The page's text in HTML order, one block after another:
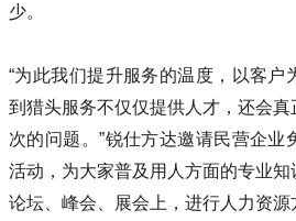
少。
“为此我们提升服务的温度，以客户
到猎头服务不仅仅提供人才，还会
次的问题。”锐仕方达邀请民营企业
活动，为大家普及用人方面的专业
论坛、峰会、展会上，进行人力资